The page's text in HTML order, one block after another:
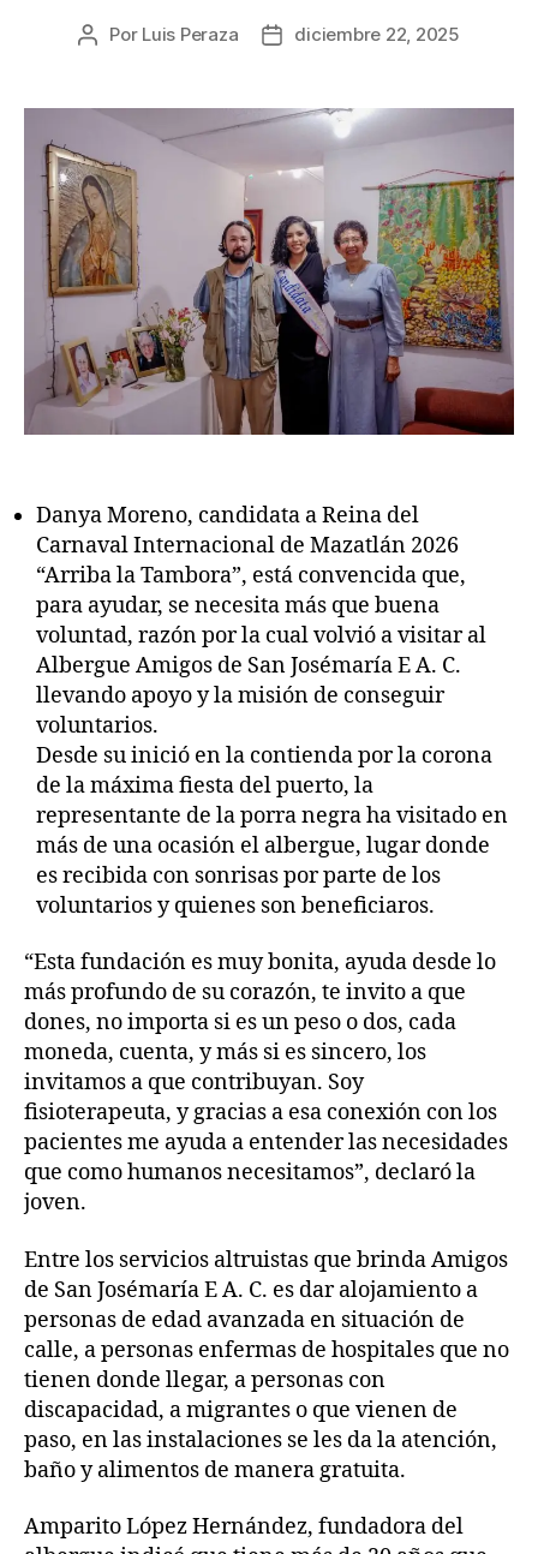
Por Luis Peraza diciembre 22, 2025
Danya Moreno, candidata a Reina del
Carnaval Internacional de Mazatlán 2026
“Arriba la Tambora”, está convencida que,
para ayudar, se necesita más que buena
voluntad, razón por la cual volvió a visitar al
Albergue Amigos de San Josémaría E A. C.
llevando apoyo y la misión de conseguir
voluntarios.
Desde su inició en la contienda por la corona
de la máxima fiesta del puerto, la
representante de la porra negra ha visitado en
más de una ocasión el albergue, lugar donde
es recibida con sonrisas por parte de los
voluntarios y quienes son beneficiaros.
“Esta fundación es muy bonita, ayuda desde lo
más profundo de su corazón, te invito a que
dones, no importa si es un peso o dos, cada
moneda, cuenta, y más si es sincero, los
invitamos a que contribuyan. Soy
fisioterapeuta, y gracias a esa conexión con los
pacientes me ayuda a entender las necesidades
que como humanos necesitamos”, declaró la
joven.
Entre los servicios altruistas que brinda Amigos
de San Josémaría E A. C. es dar alojamiento a
personas de edad avanzada en situación de
calle, a personas enfermas de hospitales que no
tienen donde llegar, a personas con
discapacidad, a migrantes o que vienen de
paso, en las instalaciones se les da la atención,
baño y alimentos de manera gratuita.
Amparito López Hernández, fundadora del